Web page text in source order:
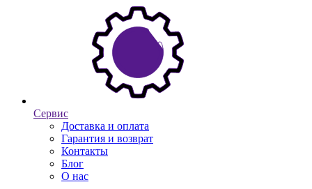
Сервис
Доставка и оплата
Гарантия и возврат
Контакты
Блог
О нас